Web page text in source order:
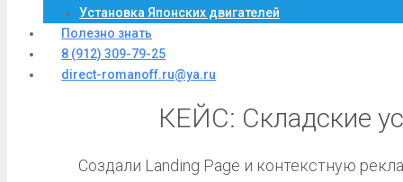
Установка Японских двигателей
Полезно знать
8 (912) 309-79-25
direct-romanoff.ru@ya.ru
КЕЙС: Складские
Создали Landing Page и контекстную